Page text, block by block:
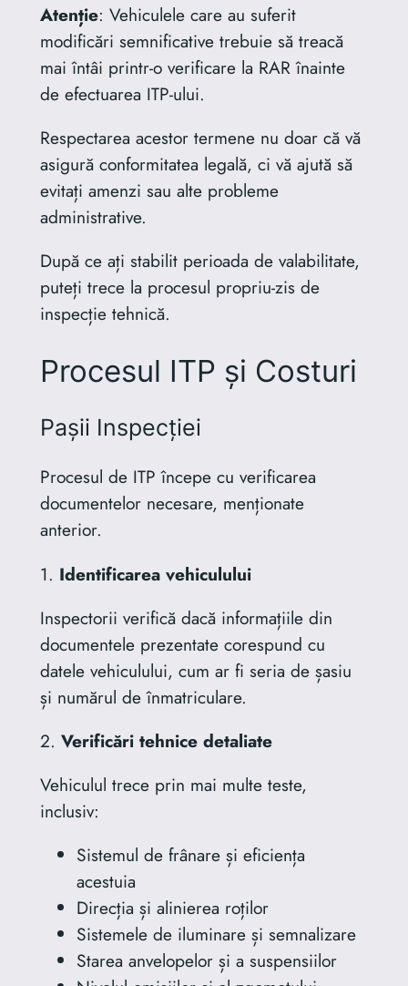
Atenție: Vehiculele care au suferit
modificări semnificative trebuie să treacă
mai întâi printr-o verificare la RAR înainte
de efectuarea ITP-ului.
Respectarea acestor termene nu doar că vă
asigură conformitatea legală, ci vă ajută să
evitați amenzi sau alte probleme
administrative.
După ce ați stabilit perioada de valabilitate,
puteți trece la procesul propriu-zis de
inspecție tehnică.
Procesul ITP și Costuri
Pașii Inspecției
Procesul de ITP începe cu verificarea
documentelor necesare, menționate
anterior.
1. Identificarea vehiculului
Inspectorii verifică dacă informațiile din
documentele prezentate corespund cu
datele vehiculului, cum ar fi seria de șasiu
și numărul de înmatriculare.
2. Verificări tehnice detaliate
Vehiculul trece prin mai multe teste,
inclusiv:
Sistemul de frânare și eficiența
acestuia
Direcția și alinierea roților
Sistemele de iluminare și semnalizare
Starea anvelopelor și a suspensiilor